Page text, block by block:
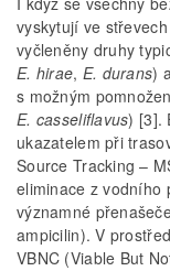
vyskytují ve
vyčleněny druhy
E. hirae, E. durans)
s možným
E. casseliflavus) [3].
ukazatelem při
Source Tracking –
eliminace z vodního
významné
ampicilin). V
VBNC (Viable But